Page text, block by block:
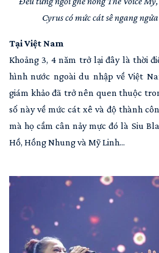
Cyrus có mức cát sê ngang
Tại Việt Nam
Khoảng 3, 4 năm trở lại đây là thời
hình nước ngoài du nhập về Việt
giám khảo đã trở nên quen thuộc
số này về mức cát xê và độ thành
mà họ cầm cân nảy mực đó là Siu
Hồ, Hồng Nhung và Mỹ Linh...